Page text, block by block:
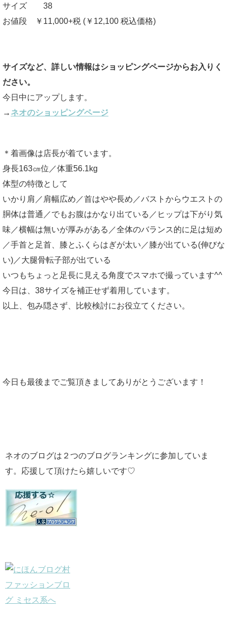
サイズ 38
お値段 ￥11,000+税 (￥12,100 税込価格)
サイズなど、詳しい情報はショッピングページからお入りく
ださい。
今日中にアップします。
→ ネオのショッピングページ
＊着画像は店長が着ています。
身長163㎝位／体重56.1kg
体型の特徴として
いかり肩／肩幅広め／首はやや長め／バストからウエストの
胴体は普通／でもお腹はかなり出ている／ヒップは下がり気
味／横幅は無いが厚みがある／全体のバランス的に足は短め
／手首と足首、膝とふくらはぎが太い／膝が出ている(伸びな
い)／大腿骨転子部が出ている
いつもちょっと足長に見える角度でスマホで撮っています^^
今日は、38サイズを補正せず着用しています。
以上、包み隠さず、比較検討にお役立てください。
今日も最後までご覧頂きましてありがとうございます！
ネオのブログは２つのブログランキングに参加していま
す。応援して頂けたら嬉しいです♡